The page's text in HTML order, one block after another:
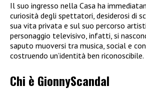
Il suo ingresso nella Casa ha
curiosità degli spettatori, desiderosi di
sua vita privata e sul suo percorso
personaggio televisivo, infatti, si
saputo muoversi tra musica, social e
costruendo un’identità ben riconoscibile.
Chi è GionnyScandal